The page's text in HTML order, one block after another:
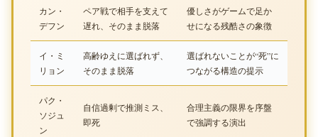
カン・
デフン
ペア戦で相手を支えて
遅れ、そのまま脱落
優しさがゲームで足か
せになる残酷さの象徴
イ・ミ
リョン
高齢ゆえに選ばれず、
そのまま脱落
選ばれないことが“死”に
つながる構造の提示
パク・
ソジュ
ン
自信過剰で推測ミス、
即死
合理主義の限界を序盤
で強調する演出